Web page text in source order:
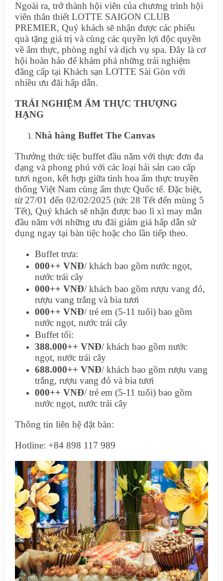
Ngoài ra, trở thành hội viên của chương trình hội
viên thân thiết LOTTE SAIGON CLUB
PREMIER, Quý khách sẽ nhận được các phiếu
quà tặng giá trị và cùng các quyền lợi độc quyền
về ẩm thực, phòng nghỉ và dịch vụ spa. Đây là cơ
hội hoàn hảo để khám phá những trải nghiệm
đẳng cấp tại Khách sạn LOTTE Sài Gòn với
nhiều ưu đãi hấp dẫn.
TRẢI NGHIỆM ẨM THỰC THƯỢNG
HẠNG
Nhà hàng Buffet The Canvas
Thưởng thức tiệc buffet đầu năm với thực đơn đa
dạng và phong phú với các loại hải sản cao cấp
tươi ngon, kết hợp giữa tinh hoa ẩm thực truyền
thống Việt Nam cùng ẩm thực Quốc tế. Đặc biệt,
từ 27/01 đến 02/02/2025 (tức 28 Tết đến mùng 5
Tết), Quý khách sẽ nhận được bao lì xì may mắn
đầu năm với những ưu đãi giảm giá hấp dẫn sử
dụng ngay tại bàn tiệc hoặc cho lần tiếp theo.
Buffet trưa:
000++ VNĐ/ khách bao gồm nước ngọt,
nước trái cây
000++ VNĐ/ khách bao gồm rượu vang đỏ,
rượu vang trắng và bia tươi
000++ VNĐ/ trẻ em (5-11 tuổi) bao gồm
nước ngọt, nước trái cây
Buffet tối:
388.000++ VNĐ/ khách bao gồm nước
ngọt, nước trái cây
688.000++ VNĐ/ khách bao gồm rượu vang
trắng, rượu vang đỏ và bia tươi
000++ VNĐ/ trẻ em (5-11 tuổi) bao gồm
nước ngọt, nước trái cây
Thông tin liên hệ đặt bàn:
Hotline: +84 898 117 989